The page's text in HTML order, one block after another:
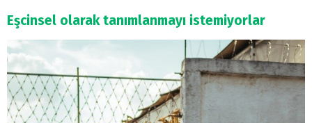
Eşcinsel olarak tanımlanmayı istemiyorlar